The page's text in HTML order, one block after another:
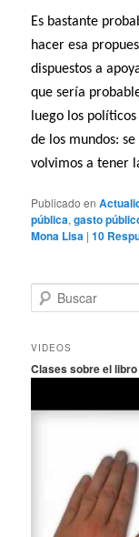
Es bastante
hacer esa
dispuestos a
que sería
luego los
de los mundos:
volvimos a tener
Publicado en
pública,gasto
Mona Lisa |10
u
c
r
VIDEOS
Clases sobre el